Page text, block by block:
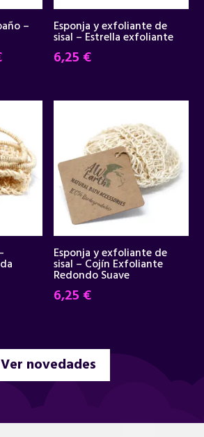
–
El
29,90 €.
Esponja y exfoliante de
sisal – Estrella exfoliante
6,25 €
Esponja y exfoliante de
sisal – Cojín Exfoliante
Redondo Suave
6,25 €
Ver novedades